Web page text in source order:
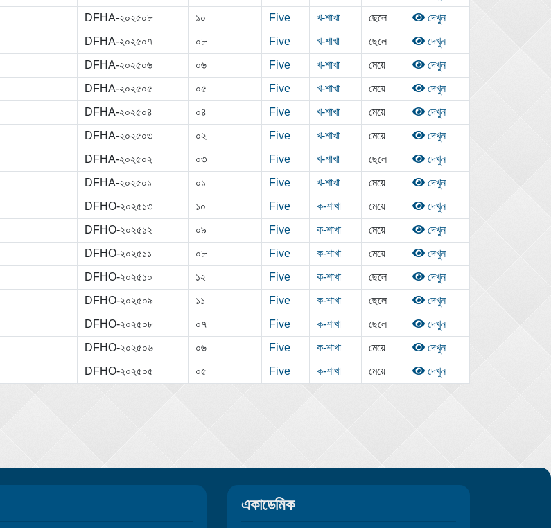
DFHA-২০২৫০৮ ১০ Five খ-শাখা ছেলে
দেখুন
DFHA-২০২৫০৭ ০৮ Five খ-শাখা ছেলে
দেখুন
DFHA-২০২৫০৬ ০৬ Five খ-শাখা মেয়ে
দেখুন
DFHA-২০২৫০৫ ০৫ Five খ-শাখা মেয়ে
দেখুন
DFHA-২০২৫০৪ ০৪ Five খ-শাখা মেয়ে
দেখুন
DFHA-২০২৫০৩ ০২ Five খ-শাখা মেয়ে
দেখুন
DFHA-২০২৫০২ ০৩ Five খ-শাখা ছেলে
দেখুন
DFHA-২০২৫০১ ০১ Five খ-শাখা মেয়ে
দেখুন
DFHO-২০২৫১৩ ১০ Five ক-শাখা মেয়ে
দেখুন
DFHO-২০২৫১২ ০৯ Five ক-শাখা মেয়ে
দেখুন
DFHO-২০২৫১১ ০৮ Five ক-শাখা মেয়ে
দেখুন
DFHO-২০২৫১০ ১২ Five ক-শাখা ছেলে
দেখুন
DFHO-২০২৫০৯ ১১ Five ক-শাখা ছেলে
দেখুন
DFHO-২০২৫০৮ ০৭ Five ক-শাখা ছেলে
দেখুন
DFHO-২০২৫০৬ ০৬ Five ক-শাখা মেয়ে
দেখুন
DFHO-২০২৫০৫ ০৫ Five ক-শাখা মেয়ে দেখুন
একাডেমিক